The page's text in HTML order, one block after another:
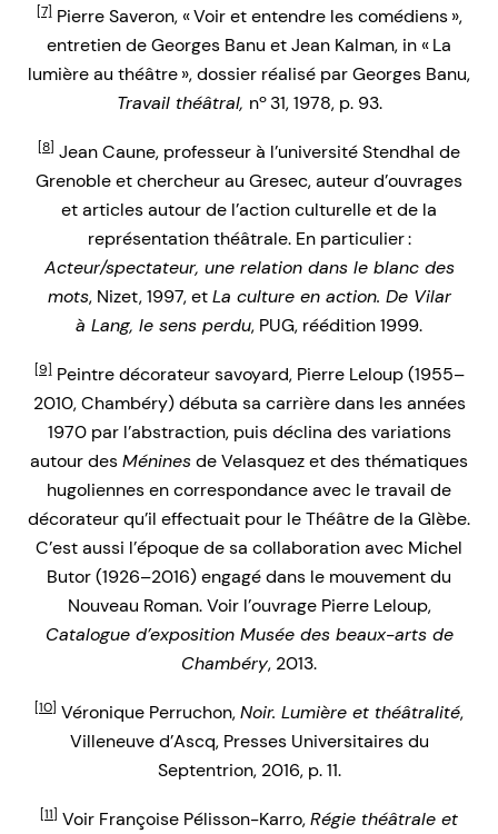
[7]Pierre Saveron, « Voir et entendre les comédiens »,
entretien de Georges Banu et Jean Kalman, in « La
lumière au théâtre », dossier réalisé par Georges Banu,
Travail théâtral, nº 31, 1978, p. 93.
[8] Jean Caune, professeur à l’université Stendhal de
Grenoble et chercheur au Gresec, auteur d’ouvrages
et articles autour de l’action culturelle et de la
représentation théâtrale. En particulier :
Acteur/spectateur, une relation dans le blanc des
mots, Nizet, 1997, etLa culture en action. De Vilar
à Lang, le sens perdu, PUG, réédition 1999.
[9]Peintre décorateur savoyard, Pierre Leloup (1955–
2010, Chambéry) débuta sa carrière dans les années
1970 par l’abstraction, puis déclina des variations
autour desMéninesde Velasquez et des thématiques
hugoliennes en correspondance avec le travail de
décorateur qu’il effectuait pour le Théâtre de la Glèbe.
C’est aussi l’époque de sa collaboration avec Michel
Butor (1926–2016) engagé dans le mouvement du
Nouveau Roman. Voir l’ouvrage Pierre Leloup,
Catalogue d’exposition Musée des beaux-arts de
Chambéry, 2013.
[10] Véronique Perruchon,Noir. Lumière et théâtralité,
Villeneuve d’Ascq, Presses Universitaires du
Septentrion, 2016, p. 11.
[11] Voir Françoise Pélisson-Karro,Régie théâtrale et